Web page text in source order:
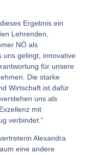
Ergebnis ein
Lehrenden,
NÖ als
uns gelingt, innovative
für unsere
Die starke
Wirtschaft ist dafür
uns als
mit
verbindet.“​
Alexandra
eine andere